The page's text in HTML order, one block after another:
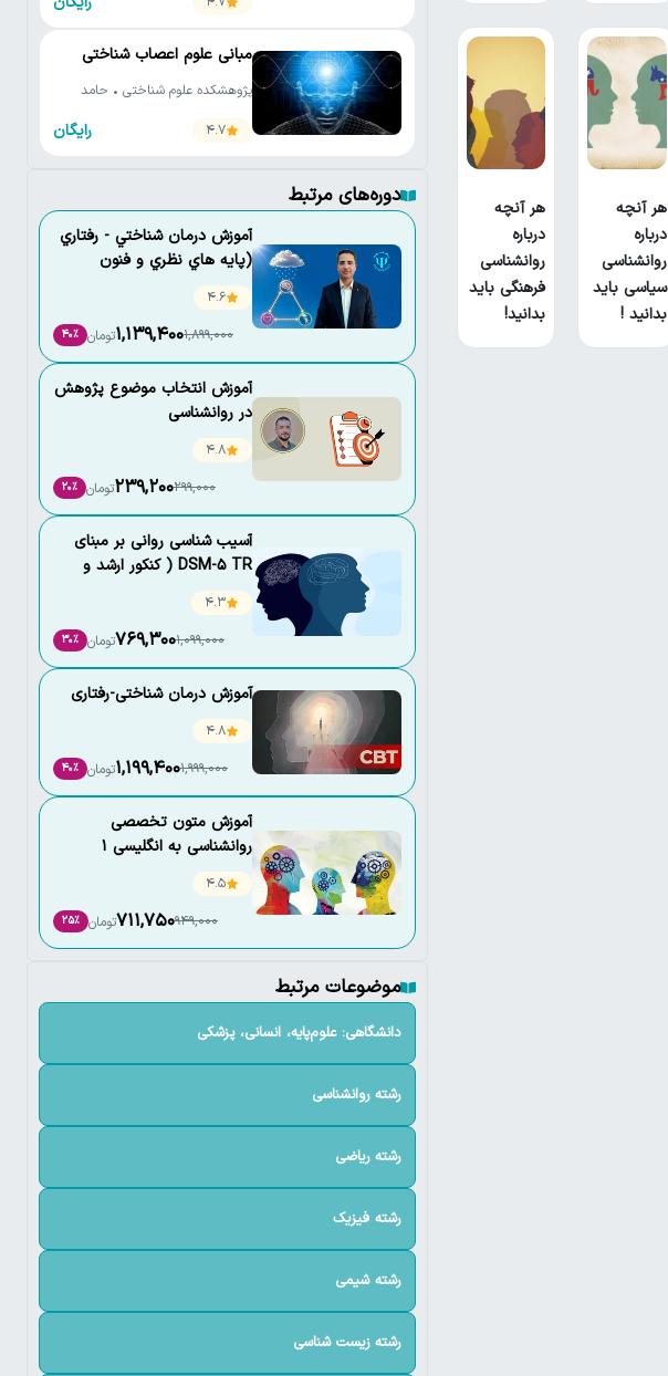
هر آنچه
درباره
روانشناسی
سیاسی باید
بدانید !
هر آنچه
درباره
روانشناسی
فرهنگی باید
بدانید!
مبانی علوم اعصاب شناختی
پژوهشکده علوم شناختی • حامد
4.7
رایگان
دوره‌های مرتبط
آموزش درمان شناختي - رفتاري
(پايه هاي نظري و فنون
4.6
1,899,000
1,139,400تومان 40٪
آموزش انتخاب موضوع پژوهش
در روانشناسی
4.8
299,000
239,200تومان 20٪
آسیب شناسی روانی بر مبنای
DSM-5 TR ( کنکور ارشد و
4.3
1,099,000
769,300تومان 30٪
آموزش درمان شناختی-رفتاری
4.8
1,999,000
1,199,400تومان 40٪
آموزش متون تخصصی
روانشناسی به انگلیسی 1
4.5
949,000
711,750تومان 25٪
موضوعات مرتبط
دانشگاهی: علوم‌پایه، انسانی، پزشکی
رشته روانشناسی
رشته ریاضی
رشته فیزیک
رشته شیمی
رشته زیست شناسی